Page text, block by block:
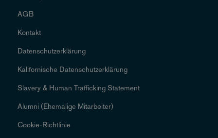
AGB
Kontakt
Datenschutzerklärung
Kalifornische Datenschutzerklärung
Slavery & Human Trafficking Statement
Alumni (Ehemalige Mitarbeiter)
Cookie-Richtlinie